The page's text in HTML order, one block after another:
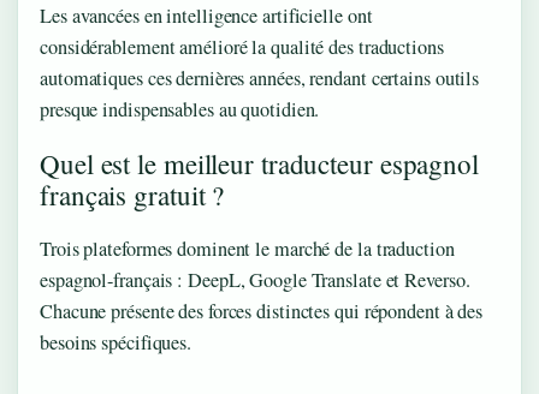
Les avancées en intelligence artificielle ont
considérablement amélioré la qualité des traductions
automatiques ces dernières années, rendant certains outils
presque indispensables au quotidien.
Quel est le meilleur traducteur espagnol
français gratuit ?
Trois plateformes dominent le marché de la traduction
espagnol-français : DeepL, Google Translate et Reverso.
Chacune présente des forces distinctes qui répondent à des
besoins spécifiques.